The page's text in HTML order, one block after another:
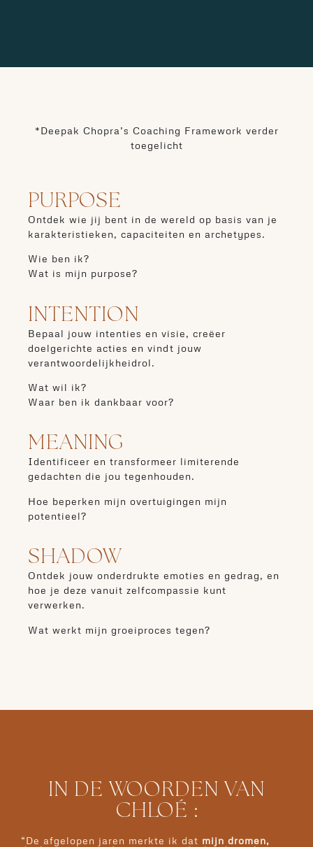
*Deepak Chopra’s Coaching Framework verder
toegelicht
PURPOSE
Ontdek wie jij bent in de wereld op basis van je
karakteristieken, capaciteiten en archetypes.
Wie ben ik?
Wat is mijn purpose?
INTENTION
Bepaal jouw intenties en visie, creëer
doelgerichte acties en vindt jouw
verantwoordelijkheidrol.
Wat wil ik?
Waar ben ik dankbaar voor?
MEANING
Identificeer en transformeer limiterende
gedachten die jou tegenhouden.
Hoe beperken mijn overtuigingen mijn
potentieel?
SHADOW
Ontdek jouw onderdrukte emoties en gedrag, en
hoe je deze vanuit zelfcompassie kunt
verwerken.
Wat werkt mijn groeiproces tegen?
IN DE WOORDEN VAN
CHLOÉ :
“De afgelopen jaren merkte ik dat mijn dromen,